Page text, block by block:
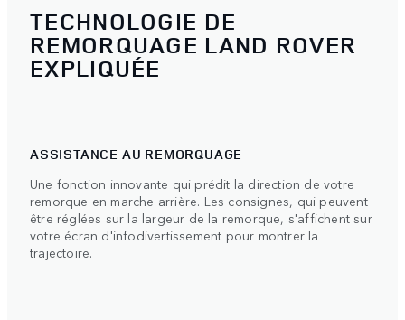
TECHNOLOGIE DE
REMORQUAGE LAND ROVER
EXPLIQUÉE
ASSISTANCE AU REMORQUAGE
Une fonction innovante qui prédit la direction de votre
remorque en marche arrière. Les consignes, qui peuvent
être réglées sur la largeur de la remorque, s'affichent sur
votre écran d'infodivertissement pour montrer la
trajectoire.